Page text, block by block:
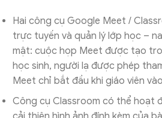
Hai công cụ Google Meet /
trực tuyến và quản lý lớp học –
mật: cuộc họp Meet được tạo
học sinh, người lạ được phép
Meet chỉ bắt đầu khi giáo viên
Công cụ Classroom có thể hoạt